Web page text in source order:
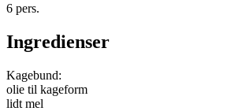
6 pers.
Ingredienser
Kagebund:
olie til kageform
lidt mel